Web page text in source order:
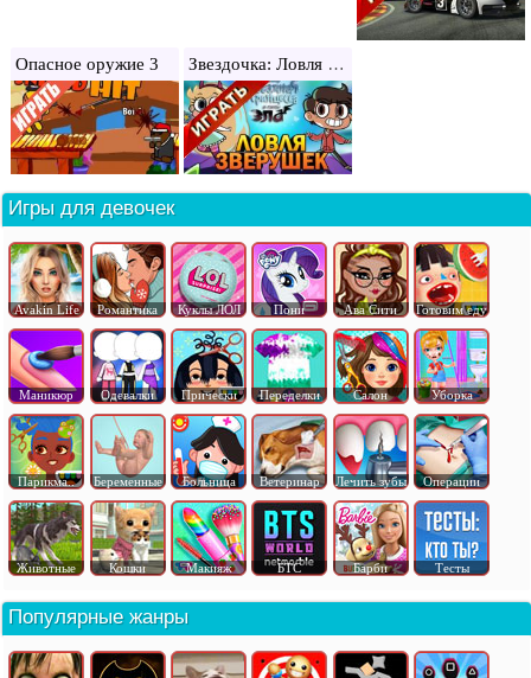
Опасное оружие 3 Звездочка: Ловля зверушек
Игры для девочек
Avakin Life Романтика Куклы ЛОЛ Пони Ава Сити Готовим еду
Маникюр Одевалки Прически Переделки Салон Уборка
Парикма.. Беременные Больница Ветеринар Лечить зубы Операции
Животные Кошки Макияж БТС Барби Тесты
Популярные жанры